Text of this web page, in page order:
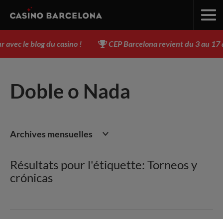
le blog du casino ! CEP Barcelona revient du 3 au 17
Doble o Nada
Archives mensuelles
Résultats pour l'étiquette: Torneos y
crónicas